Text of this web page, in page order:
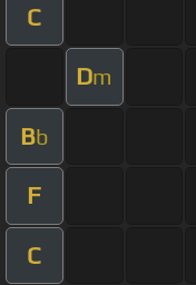
C
Dm
Bb
F
C